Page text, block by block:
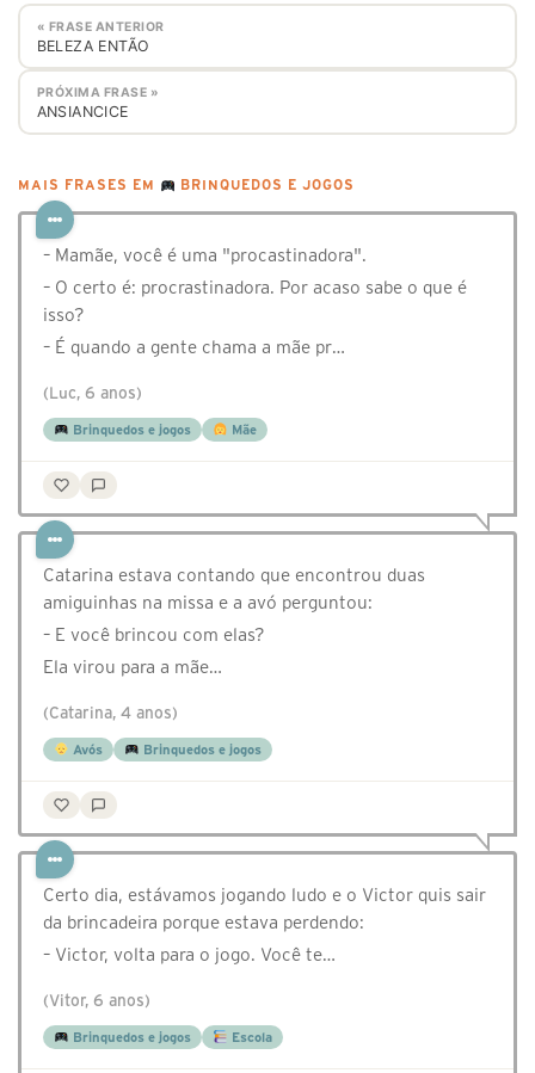
« FRASE ANTERIOR
BELEZA ENTÃO
PRÓXIMA FRASE »
ANSIANCICE
MAIS FRASES EM BRINQUEDOS E JOGOS
– Mamãe, você é uma "procastinadora".
– O certo é: procrastinadora. Por acaso sabe o que é
isso?
– É quando a gente chama a mãe pr…
(Luc, 6 anos)
Brinquedos e jogos Mãe
Catarina estava contando que encontrou duas
amiguinhas na missa e a avó perguntou:
– E você brincou com elas?
Ela virou para a mãe…
(Catarina, 4 anos)
Avós Brinquedos e jogos
Certo dia, estávamos jogando ludo e o Victor quis sair
da brincadeira porque estava perdendo:
– Victor, volta para o jogo. Você te…
(Vitor, 6 anos)
Brinquedos e jogos Escola